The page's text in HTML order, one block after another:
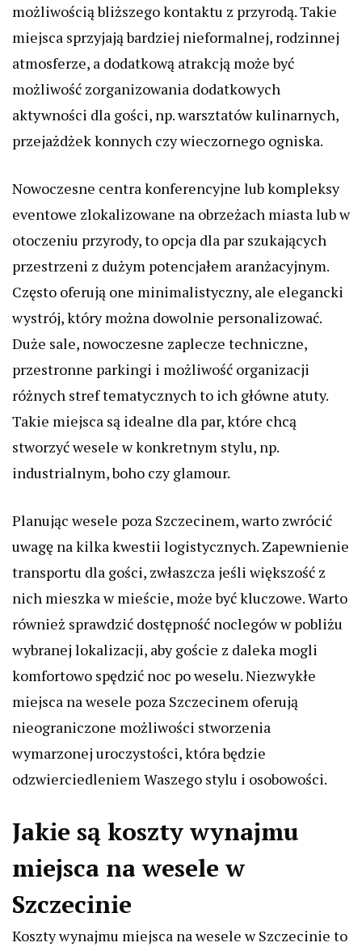
możliwością bliższego kontaktu z przyrodą. Takie
miejsca sprzyjają bardziej nieformalnej, rodzinnej
atmosferze, a dodatkową atrakcją może być
możliwość zorganizowania dodatkowych
aktywności dla gości, np. warsztatów kulinarnych,
przejażdżek konnych czy wieczornego ogniska.
Nowoczesne centra konferencyjne lub kompleksy
eventowe zlokalizowane na obrzeżach miasta lub w
otoczeniu przyrody, to opcja dla par szukających
przestrzeni z dużym potencjałem aranżacyjnym.
Często oferują one minimalistyczny, ale elegancki
wystrój, który można dowolnie personalizować.
Duże sale, nowoczesne zaplecze techniczne,
przestronne parkingi i możliwość organizacji
różnych stref tematycznych to ich główne atuty.
Takie miejsca są idealne dla par, które chcą
stworzyć wesele w konkretnym stylu, np.
industrialnym, boho czy glamour.
Planując wesele poza Szczecinem, warto zwrócić
uwagę na kilka kwestii logistycznych. Zapewnienie
transportu dla gości, zwłaszcza jeśli większość z
nich mieszka w mieście, może być kluczowe. Warto
również sprawdzić dostępność noclegów w pobliżu
wybranej lokalizacji, aby goście z daleka mogli
komfortowo spędzić noc po weselu. Niezwykłe
miejsca na wesele poza Szczecinem oferują
nieograniczone możliwości stworzenia
wymarzonej uroczystości, która będzie
odzwierciedleniem Waszego stylu i osobowości.
Jakie są koszty wynajmu
miejsca na wesele w
Szczecinie
Koszty wynajmu miejsca na wesele w Szczecinie to